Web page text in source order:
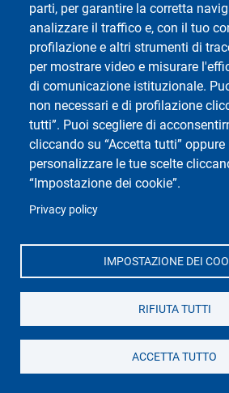
il percorso offrirà conoscenze di
learning.
Successivamente il percorso di
formazione teorica di base una
più applicativo. In questa
assecondare la declinazione più
intende conferire al corso di laurea
formazione della figura
secondo anno saranno proposte
stage e tirocini, tra loro alternativi.
Il terzo anno di corso prevede un
preparazione multidisciplinare dei
insegnamento obbligatorio di di
e penale, e quattro insegnamenti a
studenti potranno attingere da una
Tutti gli insegnamenti prevedono un
teorici di base e profili pratico-
parti, per garantire la corretta
analizzare il traffico e, con il tuo
profilazione e altri strumenti di
per mostrare video e misurare
di comunicazione istituzionale.
non necessari e di profilazione
tutti”. Puoi scegliere di
cliccando su “Accetta tutti” oppure
personalizzare le tue scelte
“Impostazione dei cookie”.
Privacy policy
IMPOSTAZIONE DEI
RIFIUTA TUTTI
ACCETTA TUTTO